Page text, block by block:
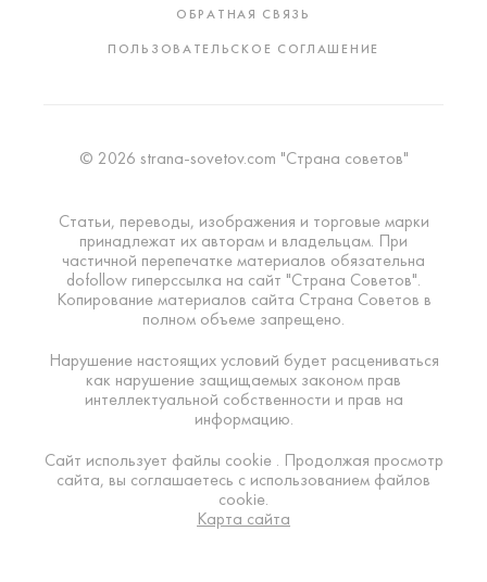
ОБРАТНАЯ СВЯЗЬ
ПОЛЬЗОВАТЕЛЬСКОЕ СОГЛАШЕНИЕ
© 2026 strana-sovetov.com "Страна советов"
Статьи, переводы, изображения и торговые марки
принадлежат их авторам и владельцам. При
частичной перепечатке материалов обязательна
dofollow гиперссылка на сайт "Страна Советов".
Копирование материалов сайта Страна Советов в
полном объеме запрещено.
Нарушение настоящих условий будет расцениваться
как нарушение защищаемых законом прав
интеллектуальной собственности и прав на
информацию.
Сайт использует файлы cookie . Продолжая просмотр
сайта, вы соглашаетесь с использованием файлов
cookie.
Карта сайта